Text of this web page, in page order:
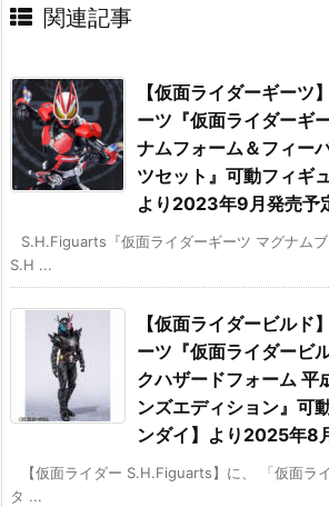
関連記事
【仮面ライダーギーツ
ーツ『仮面ライダーギ
ナムフォーム＆フィー
ツセット』可動フィギ
より2023年9月発売予
S.H.Figuarts『仮面ライダーギーツ マグナムブ
S.H ...
【仮面ライダービルド
ーツ『仮面ライダービ
クハザードフォーム 平
ンズエディション』可
ンダイ】より2025年8
【仮面ライダー S.H.Figuarts】に、 「仮面ラ
タ ...